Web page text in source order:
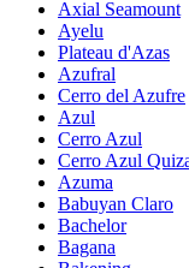
Axial Seamount
Ayelu
Plateau d'Azas
Azufral
Cerro del Azufre
Azul
Cerro Azul
Cerro Azul
Azuma
Babuyan Claro
Bachelor
Bagana